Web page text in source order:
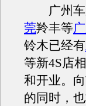
广州车
莞羚丰等
铃木已经有
等新4S店
和开业。
的同时，